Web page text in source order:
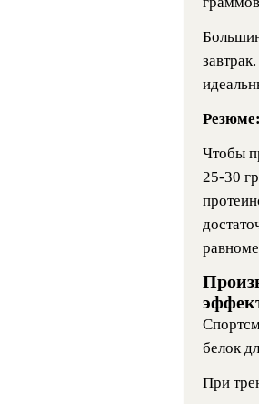
Резюме:
Чтобы
25-30
белок
При